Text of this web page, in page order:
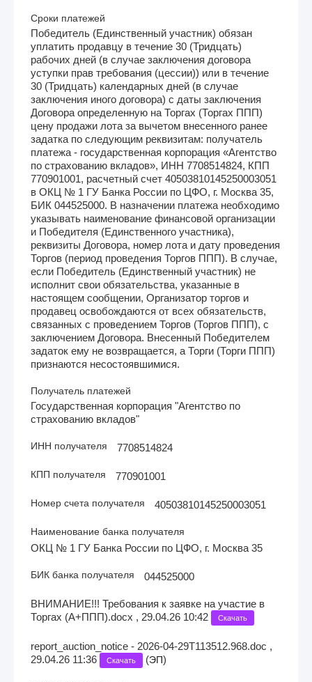
Сроки платежей
Победитель (Единственный участник) обязан
уплатить продавцу в течение 30 (Тридцать)
рабочих дней (в случае заключения договора
уступки прав требования (цессии)) или в течение
30 (Тридцать) календарных дней (в случае
заключения иного договора) с даты заключения
Договора определенную на Торгах (Торгах ППП)
цену продажи лота за вычетом внесенного ранее
задатка по следующим реквизитам: получатель
платежа - государственная корпорация «Агентство
по страхованию вкладов», ИНН 7708514824, КПП
770901001, расчетный счет 40503810145250003051
в ОКЦ № 1 ГУ Банка России по ЦФО, г. Москва 35,
БИК 044525000. В назначении платежа необходимо
указывать наименование финансовой организации
и Победителя (Единственного участника),
реквизиты Договора, номер лота и дату проведения
Торгов (период проведения Торгов ППП). В случае,
если Победитель (Единственный участник) не
исполнит свои обязательства, указанные в
настоящем сообщении, Организатор торгов и
продавец освобождаются от всех обязательств,
связанных с проведением Торгов (Торгов ППП), с
заключением Договора. Внесенный Победителем
задаток ему не возвращается, а Торги (Торги ППП)
признаются несостоявшимися.
Получатель платежей
Государственная корпорация "Агентство по
страхованию вкладов"
ИНН получателя 7708514824
КПП получателя 770901001
Номер счета получателя 40503810145250003051
Наименование банка получателя
ОКЦ № 1 ГУ Банка России по ЦФО, г. Москва 35
БИК банка получателя 044525000
ВНИМАНИЕ!!! Требования к заявке на участие в
Торгах (А+ППП).docx , 29.04.26 10:42
Скачать
report_auction_notice - 2026-04-29T113512.968.doc ,
29.04.26 11:36
Скачать (ЭП)